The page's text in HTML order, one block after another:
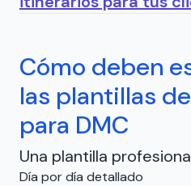
Cómo deben
las plantillas
para DMC
Una plantilla
Día por día detallado